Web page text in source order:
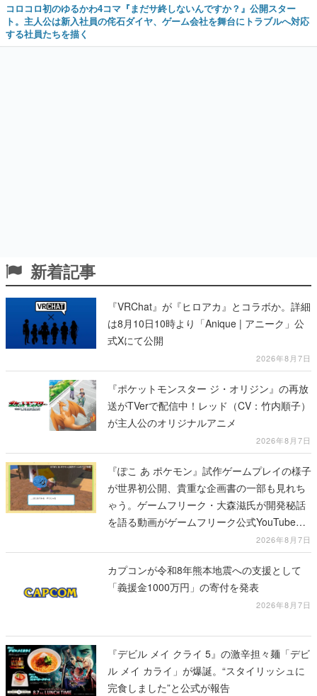
コロコロ初のゆるかわ4コマ『まだサ終しないんですか？』公開スター
ト。主人公は新入社員の侘石ダイヤ、ゲーム会社を舞台にトラブルへ対応
する社員たちを描く
新着記事
『VRChat』が『ヒロアカ』とコラボか。詳細
は8月10日10時より「Anique | アニーク」公
式Xにて公開
2026年8月7日
『ポケットモンスター ジ・オリジン』の再放
送がTVerで配信中！レッド（CV：竹内順子）
が主人公のオリジナルアニメ
2026年8月7日
『ぽこ あ ポケモン』試作ゲームプレイの様子
が世界初公開、貴重な企画書の一部も見れち
ゃう。ゲームフリーク・大森滋氏が開発秘話
を語る動画がゲームフリーク公式YouTubeで
2026年8月7日
カプコンが令和8年熊本地震への支援として
「義援金1000万円」の寄付を発表
2026年8月7日
『デビル メイ クライ 5』の激辛担々麺「デビ
ル メイ カライ」が爆誕。“スタイリッシュに
完食しました”と公式が報告